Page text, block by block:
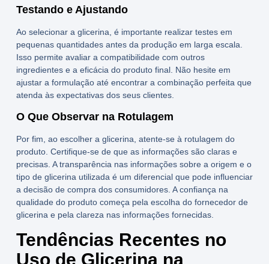
Testando e Ajustando
Ao selecionar a glicerina, é importante realizar testes em
pequenas quantidades antes da produção em larga escala.
Isso permite avaliar a compatibilidade com outros
ingredientes e a eficácia do produto final. Não hesite em
ajustar a formulação até encontrar a combinação perfeita que
atenda às expectativas dos seus clientes.
O Que Observar na Rotulagem
Por fim, ao escolher a glicerina, atente-se à rotulagem do
produto. Certifique-se de que as informações são claras e
precisas. A transparência nas informações sobre a origem e o
tipo de glicerina utilizada é um diferencial que pode influenciar
a decisão de compra dos consumidores. A confiança na
qualidade do produto começa pela escolha do fornecedor de
glicerina e pela clareza nas informações fornecidas.
Tendências Recentes no
Uso de Glicerina na